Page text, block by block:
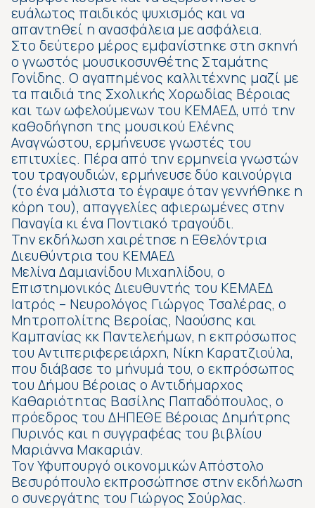
ευάλωτος παιδικός ψυχισμός και να
απαντηθεί η ανασφάλεια με ασφάλεια.
Στο δεύτερο μέρος εμφανίστηκε στη σκηνή
ο γνωστός μουσικοσυνθέτης Σταμάτης
Γονίδης. Ο αγαπημένος καλλιτέχνης μαζί με
τα παιδιά της Σχολικής Χορωδίας Βέροιας
και των ωφελούμενων του ΚΕΜΑΕΔ, υπό την
καθοδήγηση της μουσικού Ελένης
Αναγνώστου, ερμήνευσε γνωστές του
επιτυχίες. Πέρα από την ερμηνεία γνωστών
του τραγουδιών, ερμήνευσε δύο καινούργια
(το ένα μάλιστα το έγραψε όταν γεννήθηκε η
κόρη του), απαγγελίες αφιερωμένες στην
Παναγία κι ένα Ποντιακό τραγούδι.
Την εκδήλωση χαιρέτησε η Εθελόντρια
Διευθύντρια του ΚΕΜΑΕΔ
Μελίνα Δαμιανίδου Μιχαηλίδου, ο
Επιστημονικός Διευθυντής του ΚΕΜΑΕΔ
Ιατρός – Νευρολόγος Γιώργος Τσαλέρας, ο
Μητροπολίτης Βεροίας, Ναούσης και
Καμπανίας κκ Παντελεήμων, η εκπρόσωπος
του Αντιπεριφερειάρχη, Νίκη Καρατζιούλα,
που διάβασε το μήνυμά του, ο εκπρόσωπος
του Δήμου Βέροιας ο Αντιδήμαρχος
Καθαριότητας Βασίλης Παπαδόπουλος, ο
πρόεδρος του ΔΗΠΕΘΕ Βέροιας Δημήτρης
Πυρινός και η συγγραφέας του βιβλίου
Μαριάννα Μακαριάν.
Τον Υφυπουργό οικονομικών Απόστολο
Βεσυρόπουλο εκπροσώπησε στην εκδήλωση
ο συνεργάτης του Γιώργος Σούρλας.